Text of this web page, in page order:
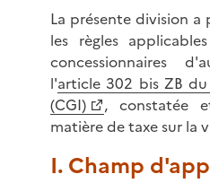
La présente division
les règles
concessionnaires
l'article 302 bis ZB
(CGI)
, constatée
matière de taxe sur la
I. Champ